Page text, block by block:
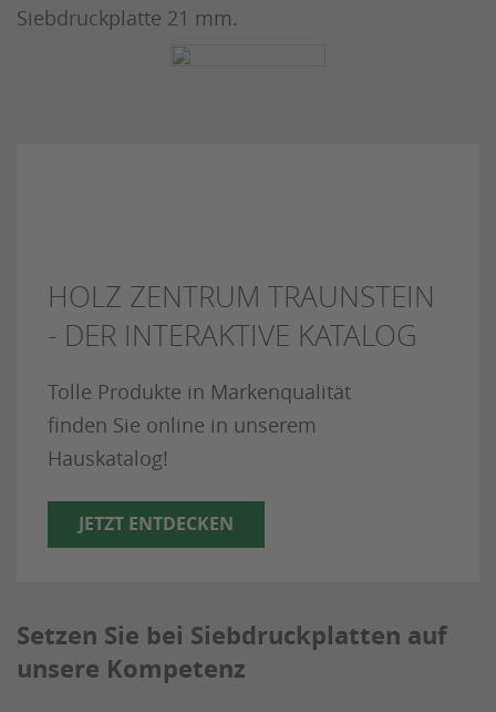
Siebdruckplatte 21 mm.
HOLZ ZENTRUM TRAUNSTEIN
- DER INTERAKTIVE KATALOG
Tolle Produkte in Markenqualität
finden Sie online in unserem
Hauskatalog!
JETZT ENTDECKEN
Setzen Sie bei Siebdruckplatten auf
unsere Kompetenz